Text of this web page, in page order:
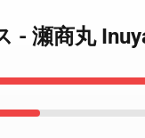
- 瀬商丸